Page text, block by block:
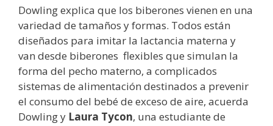
Dowling explica que los biberones vienen en una
variedad de tamaños y formas. Todos están
diseñados para imitar la lactancia materna y
van desde biberones flexibles que simulan la
forma del pecho materno, a complicados
sistemas de alimentación destinados a prevenir
el consumo del bebé de exceso de aire, acuerda
Dowling y Laura Tycon, una estudiante de